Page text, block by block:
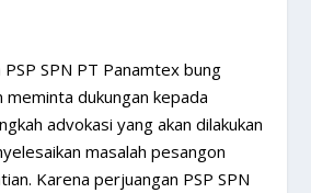
SPN PT Panamtex bung
meminta dukungan kepada
advokasi yang akan dilakukan
masalah pesangon
Karena perjuangan PSP SPN